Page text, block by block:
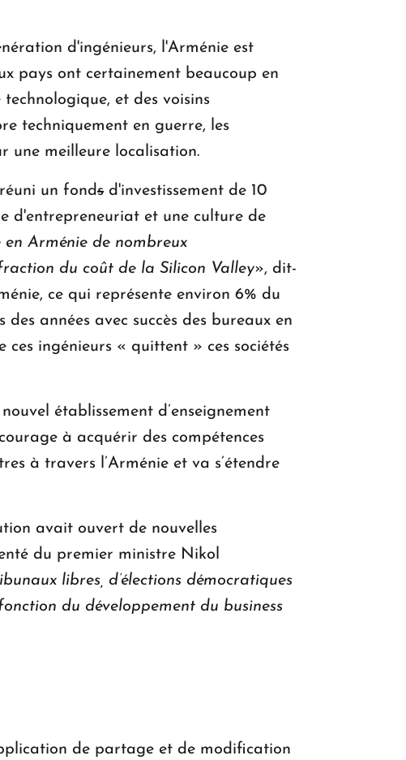
d'ingénieurs, l'Arménie est
pays ont certainement beaucoup en
et des voisins
techniquement en guerre, les
une meilleure localisation.
un fonds d'investissement de 10
d'entrepreneuriat et une culture de
en Arménie de nombreux
du coût de la Silicon Valley», dit-
ce qui représente environ 6% du
années avec succès des bureaux en
ingénieurs « quittent » ces sociétés
établissement d’enseignement
à acquérir des compétences
à travers l’Arménie et va s’étendre
avait ouvert de nouvelles
du premier ministre Nikol
libres, d’élections démocratiques
du développement du business
de partage et de modification